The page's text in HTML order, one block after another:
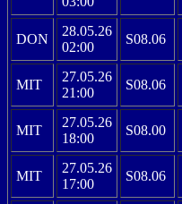
DON
28.05.26
02:00
S08.06
MIT
27.05.26
21:00
S08.06
MIT
27.05.26
18:00
S08.00
MIT
27.05.26
17:00
S08.06